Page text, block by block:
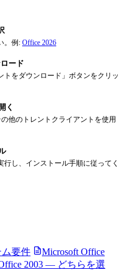
。例: Office 2026
ード
トをダウンロード」ボタンをクリッ
く
の他のトレントクライアントを使用
し、インストール手順に従ってく
要件
Microsoft Office
2003 — どちらを選